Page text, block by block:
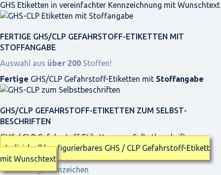
GHS Etiketten in vereinfachter Kennzeichnung mit Wunschtext
FERTIGE GHS/CLP GEFAHRSTOFF-ETIKETTEN MIT
STOFFANGABE
Auswahl aus über 200 Stoffen!
Fertige GHS/CLP Gefahrstoff-Etiketten mit Stoffangabe
GHS/CLP GEFAHRSTOFF-ETIKETTEN ZUM SELBST­
BESCHRIFTEN
GHS / CLP Gefahrstoff-Etiketten zum Selbstbeschriften
Individuell konfigurierbares GHS / CLP Gefahrstoff-Etikett
mit Wunschtext
Rohrleitungskennzeichen